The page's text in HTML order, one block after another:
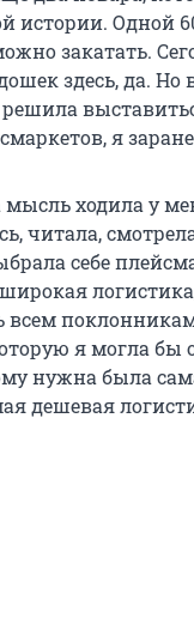
истории. Одной
закатать.
здесь, да.
я
ходила у
читала,
себе
всем
я могла бы
нужна была
дешевая